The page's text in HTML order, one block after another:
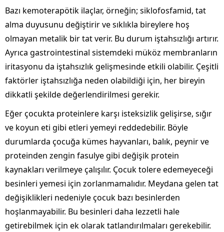
Bazı kemoterapötik ilaçlar, örneğin; siklofosfamid, tat
alma duyusunu değiştirir ve sıklıkla bireylere hoş
olmayan metalik bir tat verir. Bu durum iştahsızlığı artırır.
Ayrıca gastrointestinal sistemdeki müköz membranların
iritasyonu da iştahsızlık gelişmesinde etkili olabilir. Çeşitli
faktörler iştahsızlığa neden olabildiği için, her bireyin
dikkatli şekilde değerlendirilmesi gerekir.
Eğer çocukta proteinlere karşı isteksizlik gelişirse, sığır
ve koyun eti gibi etleri yemeyi reddedebilir. Böyle
durumlarda çocuğa kümes hayvanları, balık, peynir ve
proteinden zengin fasulye gibi değişik protein
kaynakları verilmeye çalışılır. Çocuk tolere edemeyeceği
besinleri yemesi için zorlanmamalıdır. Meydana gelen tat
değişiklikleri nedeniyle çocuk bazı besinlerden
hoşlanmayabilir. Bu besinleri daha lezzetli hale
getirebilmek için ek olarak tatlandırılmaları gerekebilir.